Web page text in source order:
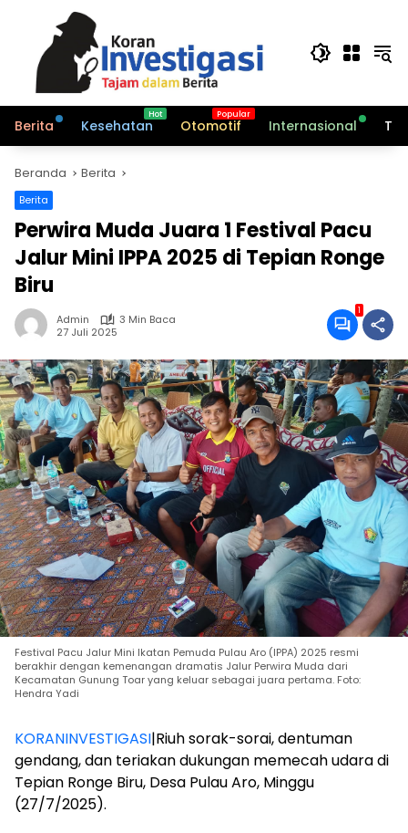
Berita Kesehatan Otomotif Internasional
Beranda Berita
Berita
Perwira Muda Juara 1 Festival Pacu
Jalur Mini IPPA 2025 di Tepian Ronge
Biru
Admin
3 Min Baca
27 Juli 2025
1
Festival Pacu Jalur Mini Ikatan Pemuda Pulau Aro (IPPA) 2025 resmi
berakhir dengan kemenangan dramatis Jalur Perwira Muda dari
Kecamatan Gunung Toar yang keluar sebagai juara pertama. Foto:
Hendra Yadi
KORANINVESTIGASI|Riuh sorak-sorai, dentuman
gendang, dan teriakan dukungan memecah udara di
Tepian Ronge Biru, Desa Pulau Aro, Minggu
(27/7/2025).